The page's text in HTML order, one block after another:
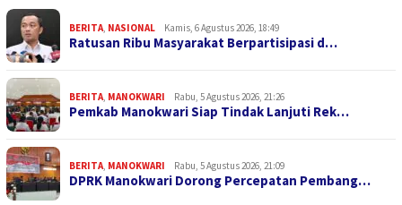
BERITA NASIONAL Kamis, 6 Agustus 2026, 18:49
Ratusan Ribu Masyarakat Berpartisipasi d…
BERITA MANOKWARI Rabu, 5 Agustus 2026, 21:26
Pemkab Manokwari Siap Tindak Lanjuti Rek…
BERITA MANOKWARI Rabu, 5 Agustus 2026, 21:09
DPRK Manokwari Dorong Percepatan Pembang…